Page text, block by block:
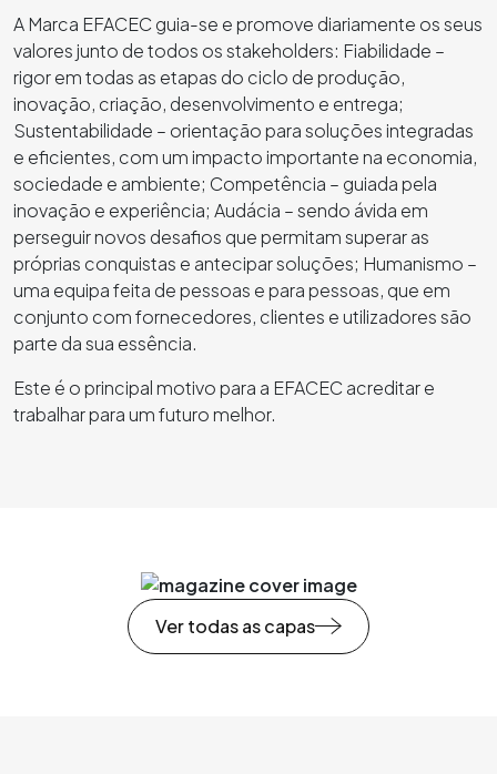
A Marca EFACEC guia-se e promove diariamente os seus
valores junto de todos os stakeholders: Fiabilidade –
rigor em todas as etapas do ciclo de produção,
inovação, criação, desenvolvimento e entrega;
Sustentabilidade – orientação para soluções integradas
e eficientes, com um impacto importante na economia,
sociedade e ambiente; Competência – guiada pela
inovação e experiência; Audácia – sendo ávida em
perseguir novos desafios que permitam superar as
próprias conquistas e antecipar soluções; Humanismo –
uma equipa feita de pessoas e para pessoas, que em
conjunto com fornecedores, clientes e utilizadores são
parte da sua essência.
Este é o principal motivo para a EFACEC acreditar e
trabalhar para um futuro melhor.
Ver todas as capas